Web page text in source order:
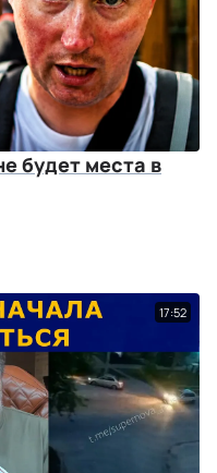
будет места в
17:52